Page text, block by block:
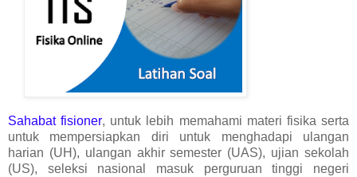
Sahabat fisioner, untuk lebih memahami materi fisika serta
untuk mempersiapkan diri untuk menghadapi ulangan
harian (UH), ulangan akhir semester (UAS), ujian sekolah
(US), seleksi nasional masuk perguruan tinggi negeri